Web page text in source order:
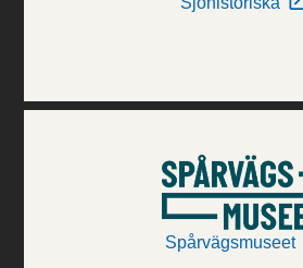
Spårvägsmuseet